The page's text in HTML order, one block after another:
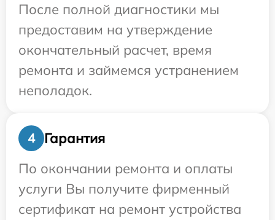
После полной диагностики мы
предоставим на утверждение
окончательный расчет, время
ремонта и займемся устранением
неполадок.
4
Гарантия
По окончании ремонта и оплаты
услуги Вы получите фирменный
сертификат на ремонт устройства